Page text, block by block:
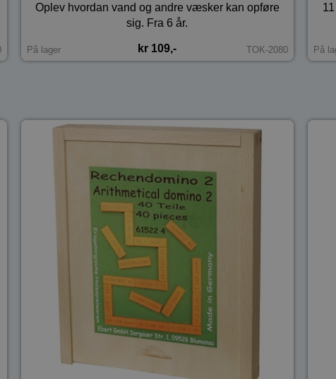
Oplev hvordan vand og andre væsker kan opføre
sig. Fra 6 år.
På lager kr 109,- TOK-2080 På